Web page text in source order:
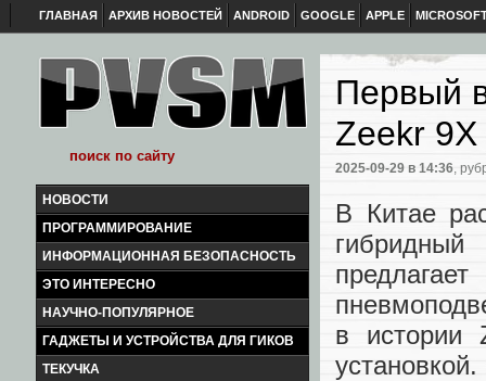
ГЛАВНАЯ АРХИВ НОВОСТЕЙ ANDROID GOOGLE APPLE
НОВОСТИ
ПРОГРАММИРОВАНИЕ
ИНФОРМАЦИОННАЯ БЕЗОПАСНОСТЬ
ЭТО ИНТЕРЕСНО
НАУЧНО-ПОПУЛЯРНОЕ
ГАДЖЕТЫ И УСТРОЙСТВА ДЛЯ ГИКОВ
ТЕКУЧКА
Первый
Zeekr 9X
2025-09-29 в 14:36,
В Китае
в истории
установкой.